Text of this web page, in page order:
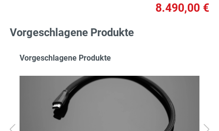
8.490,00 €
Vorgeschlagene Produkte
Vorgeschlagene Produkte